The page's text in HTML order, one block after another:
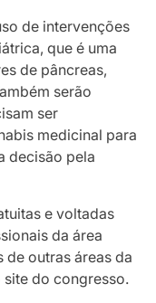
de intervenções
que é uma
de pâncreas,
serão
ser
medicinal para
decisão pela
e voltadas
da área
outras áreas da
site do congresso.